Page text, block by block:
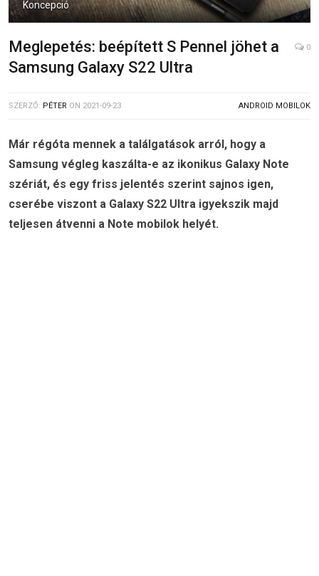
Koncepció
Meglepetés: beépített S Pennel jöhet a
Samsung Galaxy S22 Ultra
0
SZERZŐ: PÉTER ON 2021-09-23 ANDROID MOBILOK
Már régóta mennek a találgatások arról, hogy a
Samsung végleg kaszálta-e az ikonikus Galaxy Note
szériát, és egy friss jelentés szerint sajnos igen,
cserébe viszont a Galaxy S22 Ultra igyekszik majd
teljesen átvenni a Note mobilok helyét.